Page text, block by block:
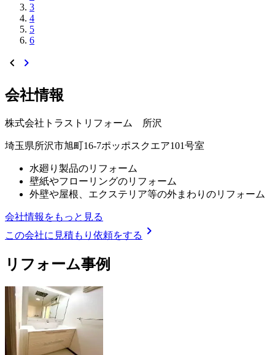
3
4
5
6
chevron_left chevron_right
会社情報
株式会社トラストリフォーム 所沢
埼玉県所沢市旭町16-7ポッポスクエア101号室
水廻り製品のリフォーム
壁紙やフローリングのリフォーム
外壁や屋根、エクステリア等の外まわりのリフォーム
会社情報をもっと見る
この会社に見積もり依頼をする chevron_right
リフォーム事例